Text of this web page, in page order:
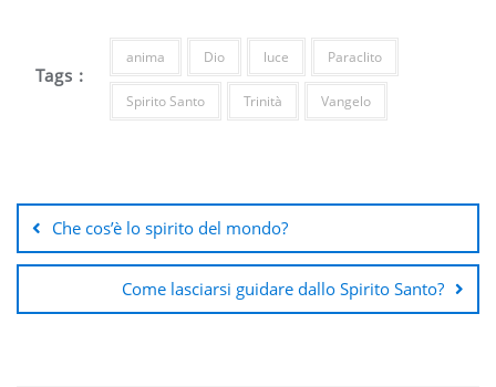
Tags :
anima Dio luce Paraclito
Spirito Santo Trinità Vangelo
articoli
Che cos’è lo spirito del mondo?
Come lasciarsi guidare dallo Spirito Santo?